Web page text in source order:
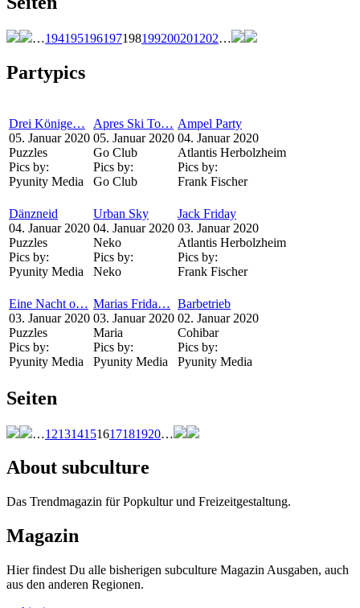
…194195196197198199200201 202…
Partypics
Drei Könige…
05. Januar 2020
Puzzles
Pics by:
Pyunity Media
Apres Ski To…
05. Januar 2020
Go Club
Pics by:
Go Club
Ampel Party
04. Januar 2020
Atlantis Herbolzheim
Pics by:
Frank Fischer
Dänzneid
04. Januar 2020
Puzzles
Pics by:
Pyunity Media
Urban Sky
04. Januar 2020
Neko
Pics by:
Neko
Jack Friday
03. Januar 2020
Atlantis Herbolzheim
Pics by:
Frank Fischer
Eine Nacht o…
03. Januar 2020
Puzzles
Pics by:
Pyunity Media
Marias Frida…
03. Januar 2020
Maria
Pics by:
Pyunity Media
Barbetrieb
02. Januar 2020
Cohibar
Pics by:
Pyunity Media
Seiten
…121314151617181920…
About subculture
Das Trendmagazin für Popkultur und Freizeitgestaltung.
Magazin
Hier findest Du alle bisherigen subculture Magazin Ausgaben, auch
aus den anderen Regionen.